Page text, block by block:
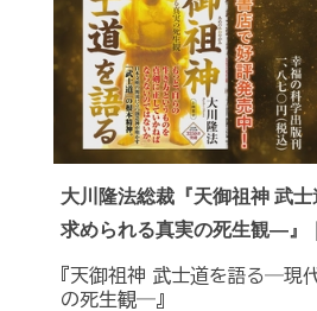
大川隆法総裁『天御祖神 武
求められる真実の死生観―』
『天御祖神 武士道を語る―現
の死生観―』